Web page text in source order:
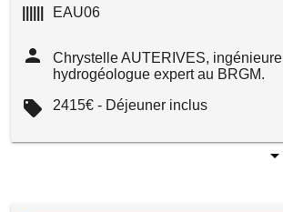
EAU06
person
Chrystelle AUTERIVES, ingénieure
hydrogéologue expert au BRGM.
local_offer 2415€ - Déjeuner inclus
arrow_drop_down